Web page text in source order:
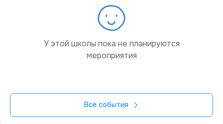
У этой школы пока не планируются
мероприятия
Все события